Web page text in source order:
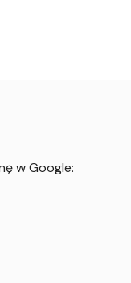
w Google: